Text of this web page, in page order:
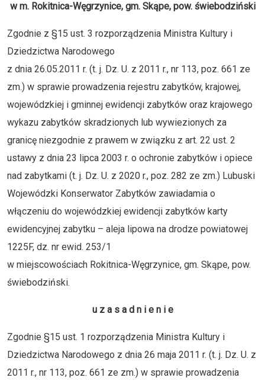
w m. Rokitnica-Węgrzynice, gm. Skąpe, pow. świebodziński
Zgodnie z §15 ust. 3 rozporządzenia Ministra Kultury i
Dziedzictwa Narodowego
z dnia 26.05.2011 r. (t. j. Dz. U. z 2011 r., nr 113, poz. 661 ze
zm.) w sprawie prowadzenia rejestru zabytków, krajowej,
wojewódzkiej i gminnej ewidencji zabytków oraz krajowego
wykazu zabytków skradzionych lub wywiezionych za
granicę niezgodnie z prawem w związku z art. 22 ust. 2
ustawy z dnia 23 lipca 2003 r. o ochronie zabytków i opiece
nad zabytkami (t. j. Dz. U. z 2020 r., poz. 282 ze zm.) Lubuski
Wojewódzki Konserwator Zabytków zawiadamia o
włączeniu do wojewódzkiej ewidencji zabytków karty
ewidencyjnej zabytku – aleja lipowa na drodze powiatowej
1225F, dz. nr ewid. 253/1
w miejscowościach Rokitnica-Węgrzynice, gm. Skąpe, pow.
świebodziński.
u z a s a d n i e n i e
Zgodnie §15 ust. 1 rozporządzenia Ministra Kultury i
Dziedzictwa Narodowego z dnia 26 maja 2011 r. (t. j. Dz. U. z
2011 r., nr 113, poz. 661 ze zm.) w sprawie prowadzenia